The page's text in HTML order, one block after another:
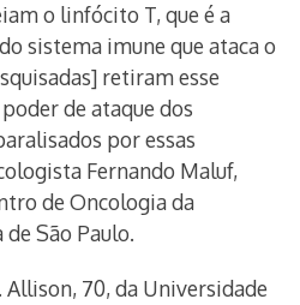
o linfócito T, que é a
sistema imune que ataca o
retiram esse
de ataque dos
por essas
Fernando Maluf,
de Oncologia da
São Paulo.
Allison, 70, da Universidade